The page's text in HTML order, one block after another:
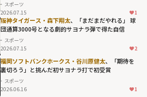
スポーツ
2026.07.15
1
阪神タイガース・森下翔太、「まだまだやれる」 球
団通算3000号となる劇的サヨナラ弾で得た自信
スポーツ
2026.07.15
2
福岡ソフトバンクホークス・谷川原健太、「期待を
裏切ろう」と挑んだ初サヨナラ打で初受賞
スポーツ
2026.06.16
1